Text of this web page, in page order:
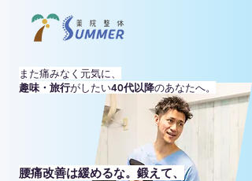
腰痛改善は緩めるな。鍛えて、
また痛みなく元気に、
趣味・旅行がしたい40代以降のあなたへ。